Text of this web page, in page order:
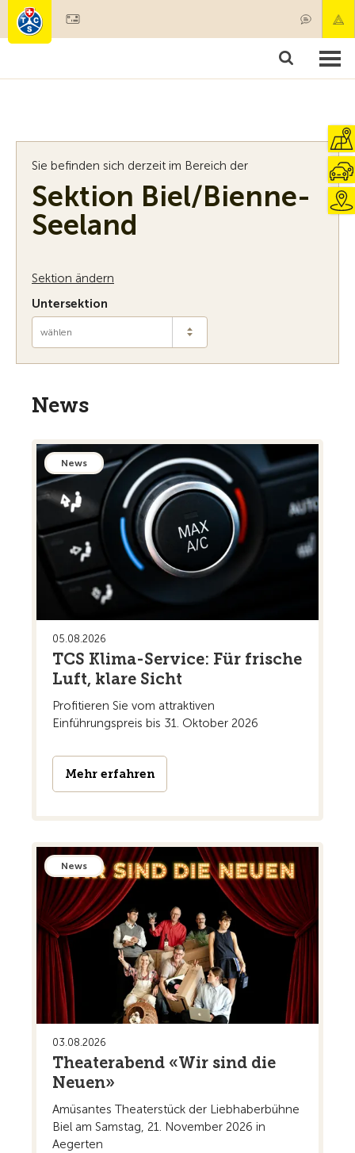
Mitgliedschaft & Leistungen
Sie befinden sich derzeit im Bereich der
Sektion Biel/Bienne-
Seeland
Sektion ändern
Untersektion
wählen
News
News
05.08.2026
TCS Klima-Service: Für frische
Luft, klare Sicht
Profitieren Sie vom attraktiven
Einführungspreis bis 31. Oktober 2026
Mehr erfahren
News
03.08.2026
Theaterabend «Wir sind die
Neuen»
Amüsantes Theaterstück der Liebhaberbühne
Biel am Samstag, 21. November 2026 in
Aegerten